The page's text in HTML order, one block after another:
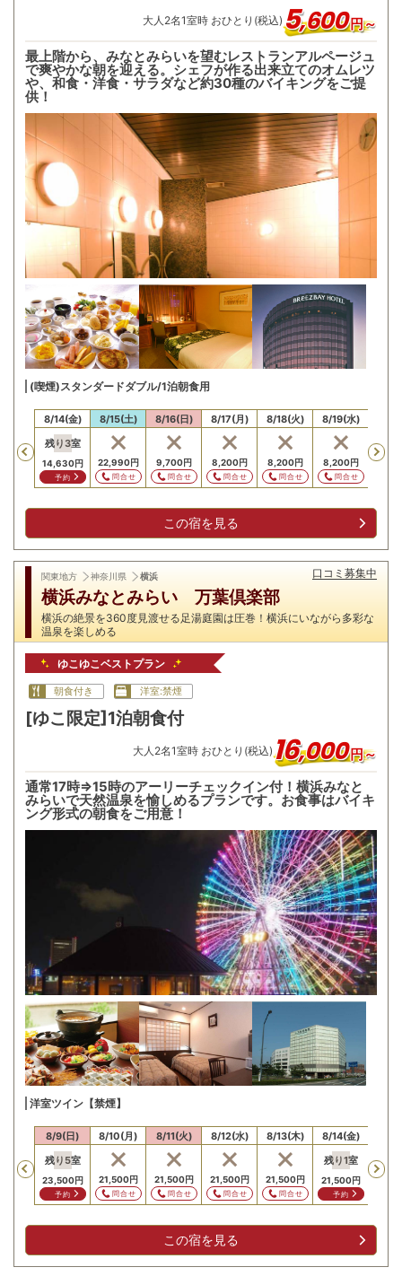
大人 2名1室時 おひとり(税込)5,600円～
最上階から、みなとみらいを望むレストランアルページュ
で爽やかな朝を迎える。シェフが作る出来立てのオムレツ
や、和食・洋食・サラダなど約30種のバイキングをご提
供！
(喫煙)スタンダードダブル/1泊朝食用
Previous
円
8/14(金)
残り3室
14,630円
予約
8/15(土)
22,990円
問合せ
8/16(日)
9,700円
問合せ
8/17(月)
8,200円
問合せ
8/18(火)
8,200円
問合せ
8/19(水)
8,200円
問合せ
この宿を見る
関東地方 神奈川県 横浜 口コミ募集中
横浜みなとみらい 万葉倶楽部
横浜の絶景を360度見渡せる足湯庭園は圧巻！横浜にいながら多彩な
温泉を楽しめる
ゆこゆこベストプラン
朝食付き 洋室:禁煙
[ゆこ限定]1泊朝食付
大人 2名1室時 おひとり(税込)16,000円～
通常17時⇒15時のアーリーチェックイン付！横浜みなと
みらいで天然温泉を愉しめるプランです。お食事はバイキ
ング形式の朝食をご用意！
洋室ツイン【禁煙】
Previous
円
8/9(日)
残り 5室
23,500円
予約
8/10(月)
21,500円
問合せ
8/11(火)
21,500円
問合せ
8/12(水)
21,500円
問合せ
8/13(木)
21,500円
問合せ
8/14(金)
残り1室
21,500円
予約
この宿を見る